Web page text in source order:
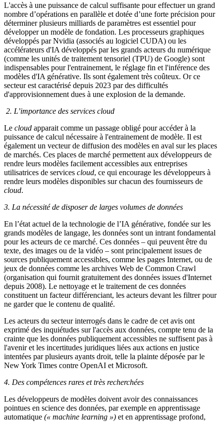
L'accès à une puissance de calcul suffisante pour effectuer un grand
nombre d’opérations en parallèle et dotée d’une forte précision pour
déterminer plusieurs milliards de paramètres est essentiel pour
développer un modèle de fondation. Les processeurs graphiques
développés par Nvidia (associés au logiciel CUDA) ou les
accélérateurs d'IA développés par les grands acteurs du numérique
(comme les unités de traitement tensoriel (TPU) de Google) sont
indispensables pour l'entrainement, le réglage fin et l'inférence des
modèles d'IA générative. Ils sont également très coûteux. Or ce
secteur est caractérisé depuis 2023 par des difficultés
d'approvisionnement dues à une explosion de la demande.
2. L’importance des services cloud
Le cloud apparait comme un passage obligé pour accéder à la
puissance de calcul nécessaire à l'entrainement de modèle. Il est
également un vecteur de diffusion des modèles en aval sur les places
de marchés. Ces places de marché permettent aux développeurs de
rendre leurs modèles facilement accessibles aux entreprises
utilisatrices de services cloud, ce qui encourage les développeurs à
rendre leurs modèles disponibles sur chacun des fournisseurs de
cloud.
3. La nécessité de disposer de larges volumes de données
En l’état actuel de la technologie de l’IA générative, fondée sur les
grands modèles de langage, les données sont un intrant fondamental
pour les acteurs de ce marché. Ces données – qui peuvent être du
texte, des images ou de la vidéo – sont principalement issues de
sources publiquement accessibles, comme les pages Internet, ou de
jeux de données comme les archives Web de Common Crawl
(organisation qui fournit gratuitement des données issues d'Internet
depuis 2008). Le nettoyage et le traitement de ces données
constituent un facteur différenciant, les acteurs devant les filtrer pour
ne garder que le contenu de qualité.
Les acteurs du secteur interrogés dans le cadre de cet avis ont
exprimé des inquiétudes sur l'accès aux données, compte tenu de la
crainte que les données publiquement accessibles ne suffisent pas à
l'avenir et les incertitudes juridiques liées aux actions en justice
intentées par plusieurs ayants droit, telle la plainte déposée par le
New York Times contre OpenAI et Microsoft.
4. Des compétences rares et très recherchées
Les développeurs de modèles doivent avoir des connaissances
pointues en science des données, par exemple en apprentissage
automatique (« machine learning ») et en apprentissage profond,